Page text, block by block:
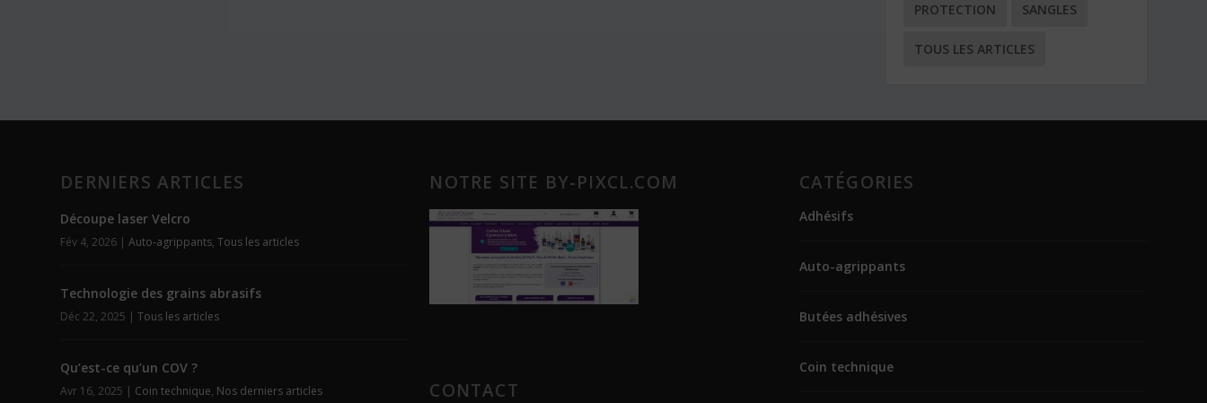
PROTECTION SANGLES
TOUS LES ARTICLES
DERNIERS ARTICLES
Découpe laser Velcro
Fév 4, 2026 |Auto-agrippants,Tous les articles
Technologie des grains abrasifs
Déc 22, 2025 |Tous les articles
Qu’est-ce qu’un COV ?
Avr 16, 2025 | Coin technique, Nos derniers articles
NOTRE SITE BY-PIXCL.COM
CONTACT
CATÉGORIES
Adhésifs
Auto-agrippants
Butées adhésives
Coin technique